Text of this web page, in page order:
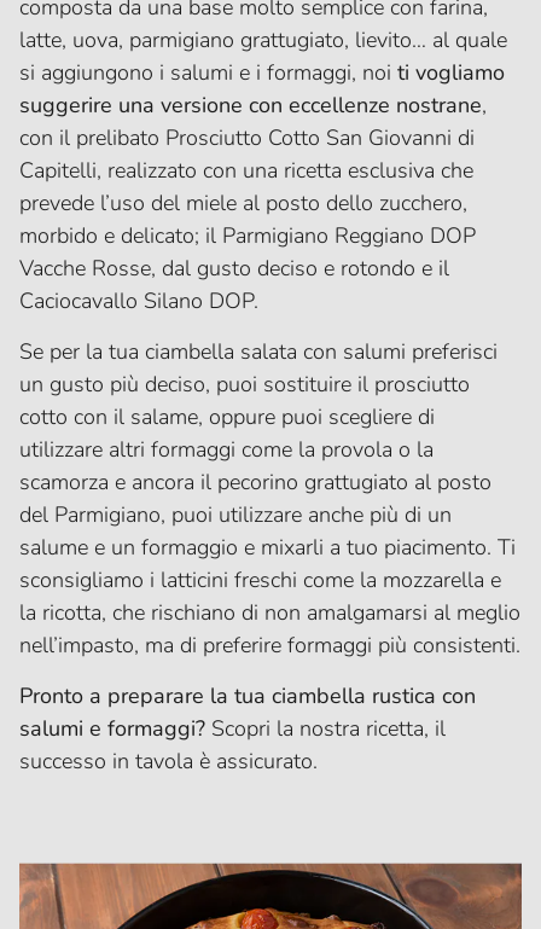
composta da una base molto semplice con farina,
latte, uova, parmigiano grattugiato, lievito… al quale
si aggiungono i salumi e i formaggi, noi ti vogliamo
suggerire una versione con eccellenze nostrane,
con il prelibato Prosciutto Cotto San Giovanni di
Capitelli, realizzato con una ricetta esclusiva che
prevede l’uso del miele al posto dello zucchero,
morbido e delicato; il Parmigiano Reggiano DOP
Vacche Rosse, dal gusto deciso e rotondo e il
Caciocavallo Silano DOP.
Se per la tua ciambella salata con salumi preferisci
un gusto più deciso, puoi sostituire il prosciutto
cotto con il salame, oppure puoi scegliere di
utilizzare altri formaggi come la provola o la
scamorza e ancora il pecorino grattugiato al posto
del Parmigiano, puoi utilizzare anche più di un
salume e un formaggio e mixarli a tuo piacimento. Ti
sconsigliamo i latticini freschi come la mozzarella e
la ricotta, che rischiano di non amalgamarsi al meglio
nell’impasto, ma di preferire formaggi più consistenti.
Pronto a preparare la tua ciambella rustica con
salumi e formaggi? Scopri la nostra ricetta, il
successo in tavola è assicurato.